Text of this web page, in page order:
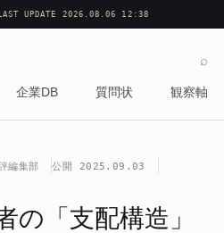
UPDATE 2026.08.06 12:38
企業DB 質問状 観察軸
⌕
編集部 公開
2025.09.03
の「支配構造」